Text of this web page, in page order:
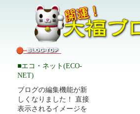
■エコ・ネット(ECO-
NET)
ブログの編集機能が新
しくなりました！ 直接
表示されるイメージを